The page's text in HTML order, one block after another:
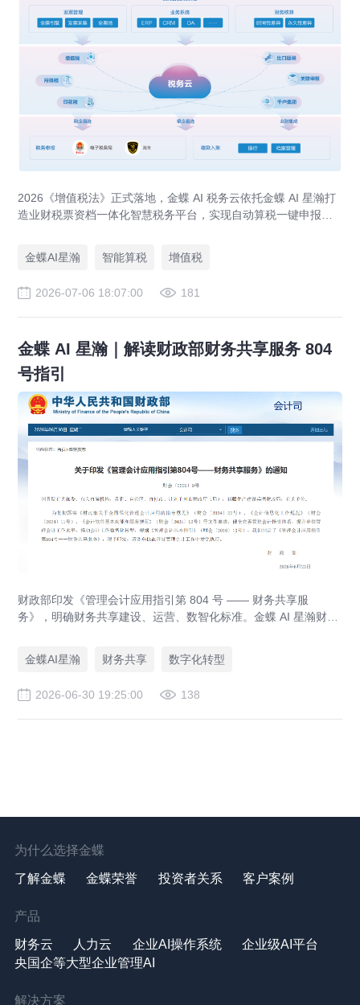
2026《增值税法》正式落地，金蝶 AI 税务云依托金蝶 AI 星瀚打
造业财税票资档一体化智慧税务平台，实现自动算税一键申报、
式监管。
金蝶AI星瀚 智能算税 增值税
2026-07-06 18:07:00 181
金蝶 AI 星瀚｜解读财政部财务共享服务 804
号指引
财政部印发《管理会计应用指引第 804 号 —— 财务共享服
务》，明确财务共享建设、运营、数智化标准。金蝶 AI 星瀚财务
集团企业合规落地财务共享中心。
金蝶AI星瀚 财务共享 数字化转型
2026-06-30 19:25:00 138
为什么选择金蝶
了解金蝶 金蝶荣誉 投资者关系 客户案例
产品
财务云 人力云 企业AI操作系统
企业级AI平台
央国企等大型企业管理AI
解决方案